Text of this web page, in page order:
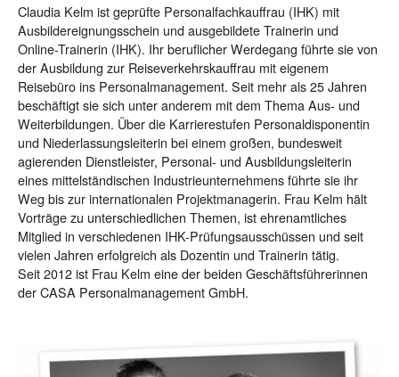
Claudia Kelm ist geprüfte Personalfachkauffrau (IHK) mit
Ausbildereignungsschein und ausgebildete Trainerin und
Online-Trainerin (IHK). Ihr beruflicher Werdegang führte sie von
der Ausbildung zur Reiseverkehrskauffrau mit eigenem
Reisebüro ins Personalmanagement. Seit mehr als 25 Jahren
beschäftigt sie sich unter anderem mit dem Thema Aus- und
Weiterbildungen. Über die Karrierestufen Personaldisponentin
und Niederlassungsleiterin bei einem großen, bundesweit
agierenden Dienstleister, Personal- und Ausbildungsleiterin
eines mittelständischen Industrieunternehmens führte sie ihr
Weg bis zur internationalen Projektmanagerin. Frau Kelm hält
Vorträge zu unterschiedlichen Themen, ist ehrenamtliches
Mitglied in verschiedenen IHK-Prüfungsausschüssen und seit
vielen Jahren erfolgreich als Dozentin und Trainerin tätig.
Seit 2012 ist Frau Kelm eine der beiden Geschäftsführerinnen
der CASA Personalmanagement GmbH.